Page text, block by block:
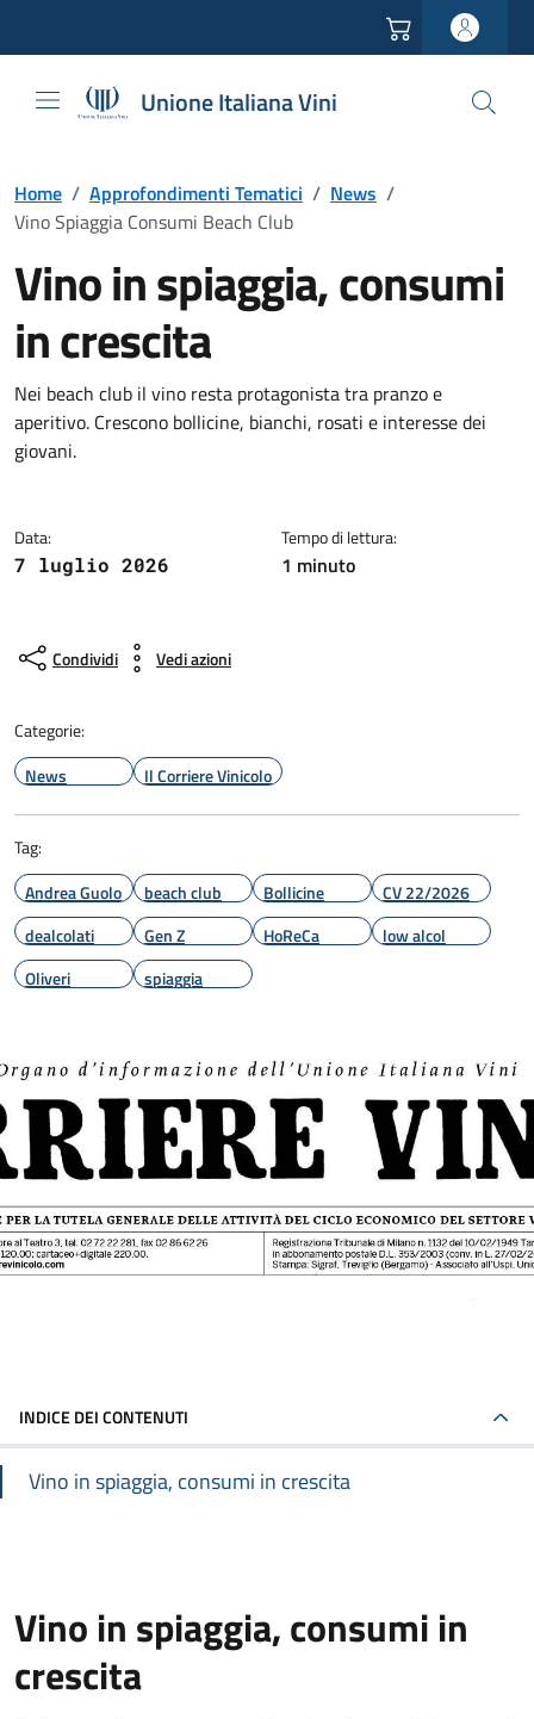
Unione Italiana Vini
Home / Approfondimenti Tematici / News /
Vino Spiaggia Consumi Beach Club
Vino in spiaggia, consumi
in crescita
Nei beach club il vino resta protagonista tra pranzo e
aperitivo. Crescono bollicine, bianchi, rosati e interesse dei
giovani.
Data:
7 luglio 2026
Tempo di lettura:
1 minuto
Condividi Vedi azioni
Categorie:
News
Il Corriere Vinicolo
Tag:
Andrea Guolo
beach club Bollicine
CV 22/2026
dealcolati
Gen Z HoReCa
low alcol
Oliveri
spiaggia
INDICE DEI CONTENUTI
Vino in spiaggia, consumi in crescita
Vino in spiaggia, consumi in
crescita